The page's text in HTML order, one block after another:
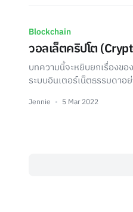
Blockchain
วอลเล็ตคริปโต
บทความนี้จะหยิบยกเรื่องข
ระบบอินเตอร์เน็ตธรรมดาอย่
Jennie 5 Mar 2022